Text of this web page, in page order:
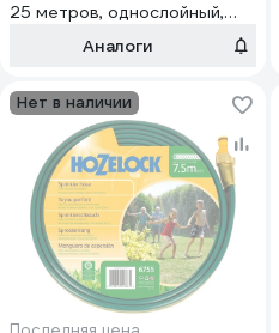
25 метров, однослойный,
оранжевый ШПО-25
Аналоги
Нет в наличии